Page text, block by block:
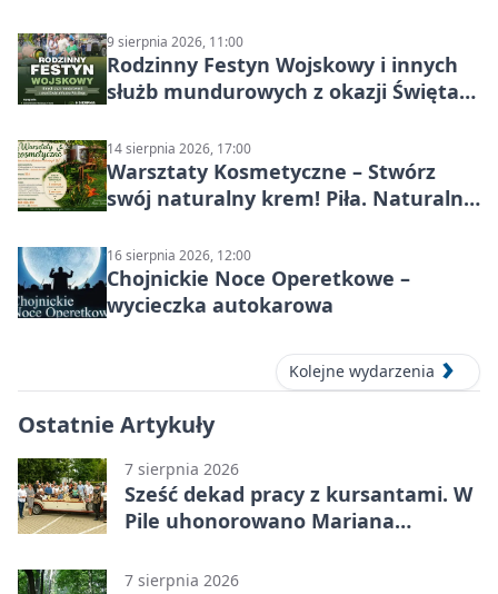
9 sierpnia 2026, 11:00
Rodzinny Festyn Wojskowy i innych
służb mundurowych z okazji Święta
14 sierpnia 2026, 17:00
Warsztaty Kosmetyczne – Stwórz
swój naturalny krem! Piła. Naturalna
16 sierpnia 2026, 12:00
Chojnickie Noce Operetkowe –
wycieczka autokarowa
Kolejne wydarzenia
Ostatnie Artykuły
7 sierpnia 2026
Sześć dekad pracy z kursantami. W
Pile uhonorowano Mariana
7 sierpnia 2026